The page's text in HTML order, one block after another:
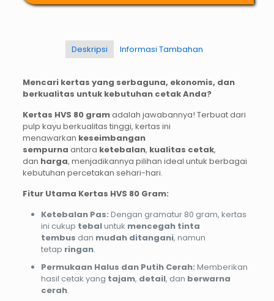
Deskripsi Informasi Tambahan
Mencari kertas yang serbaguna, ekonomis, dan
berkualitas untuk kebutuhan cetak Anda?
Kertas HVS 80 gramadalah jawabannya! Terbuat dari
pulp kayu berkualitas tinggi, kertas ini
menawarkan keseimbangan
sempurna antara ketebalan, kualitas cetak,
dan harga, menjadikannya pilihan ideal untuk berbagai
kebutuhan percetakan sehari-hari.
Fitur Utama Kertas HVS 80 Gram:
Ketebalan Pas: Dengan gramatur 80 gram, kertas
ini cukup tebaluntuk mencegah tinta
tembus dan mudah ditangani, namun
tetap ringan.
Permukaan Halus dan Putih Cerah: Memberikan
hasil cetak yang tajam, detail, dan berwarna
cerah.